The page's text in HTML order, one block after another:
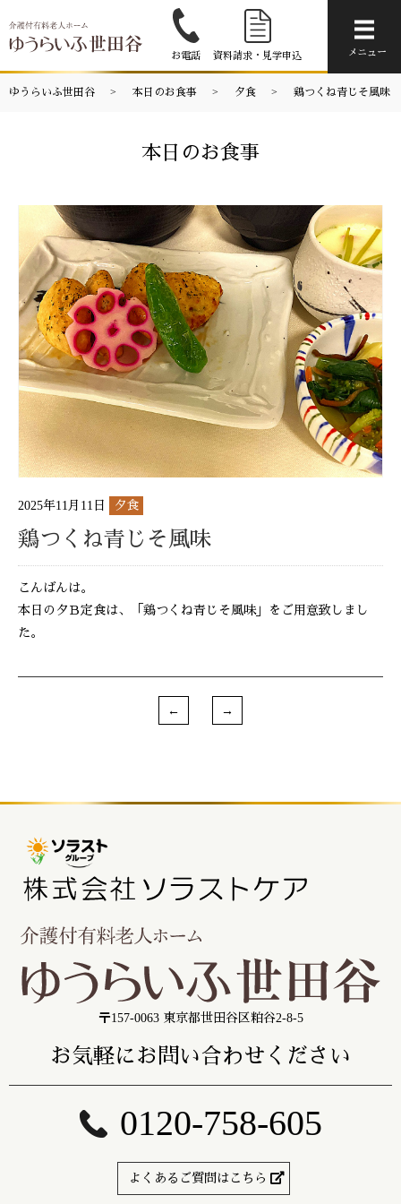
お電話 資料請求・見学申込 メニュー
ゆうらいふ世田谷 本日のお食事 夕食 鶏つくね青じそ風味
本日のお食事
2025年11月11日 夕食
鶏つくね青じそ風味
こんばんは。
本日の夕Ｂ定食は、「鶏つくね青じそ風味」をご用意致しまし
た。
〒157-0063 東京都世田谷区粕谷2-8-5
お気軽にお問い合わせください
0120-758-605
よくあるご質問はこちら